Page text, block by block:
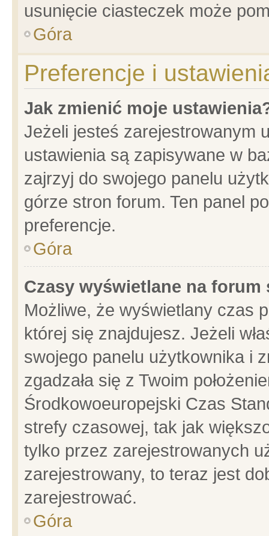
usunięcie ciasteczek może
Góra
Preferencje i
Jak zmienić moje
Jeżeli jesteś zarejestrowanym
ustawienia są zapisywane w
zajrzyj do swojego panelu
górze stron forum. Ten panel
preferencje.
Góra
Czasy wyświetlane na forum
Możliwe, że wyświetlany czas
której się znajdujesz. Jeżeli
swojego panelu użytkownika i
zgadzała się z Twoim
Środkowoeuropejski Czas
strefy czasowej, tak jak
tylko przez zarejestrowanych
zarejestrowany, to teraz jest
zarejestrować.
Góra